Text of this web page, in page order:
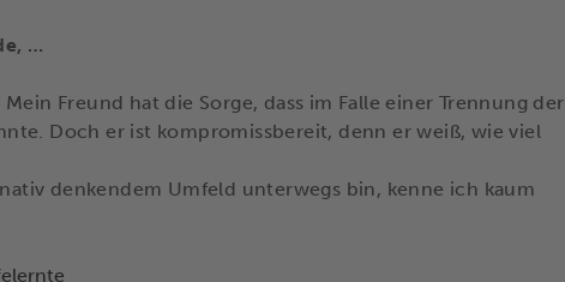
…
Freund hat die Sorge, dass im Falle einer Trennung der
Doch er ist kompromissbereit, denn er weiß, wie viel
denkendem Umfeld unterwegs bin, kenne ich kaum